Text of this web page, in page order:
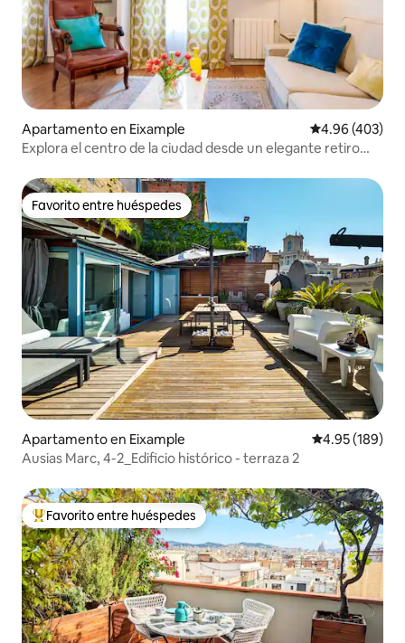
Apartamento en Eixample Calificación
4.96 (403)
Explora el centro de la ciudad desde un elegante retiro
Favorito entre huéspedes
Favorito entre huéspedes
Apartamento en Eixample Calificación
4.95 (189)
Ausias Marc, 4-2_Edificio histórico - terraza 2
Favorito entre huéspedes preferido
Favorito entre huéspedes